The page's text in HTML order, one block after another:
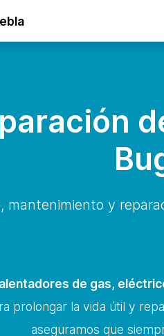
mantenimiento y
de gas,
prolongar la vida útil y
aseguramos que